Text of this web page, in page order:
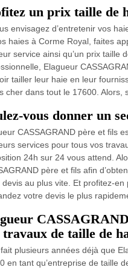
un prix taille de
envisagez d’entretenir vos
haies à Corme Royal, faites
service ainsi qu’un prix taille
Elagueur
tailler leur haie en leur
cher dans tout le 17600. Alors,
vous donner un
CASSAGRAND père et fils
services pour tous vos
24h sur 24 vous attend.
père et fils afin
devis au plus vite. Et profitez-
votre devis le plus
travaux de taille de
plusieurs années déjà que
en tant qu’entreprise de taille